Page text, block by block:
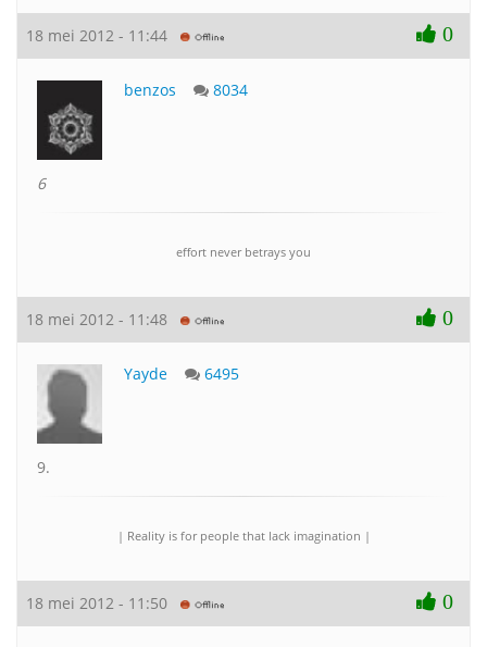
18 mei 2012 - 11:44 0
benzos 8034
6
effort never betrays you
18 mei 2012 - 11:48 0
Yayde 6495
9.
| Reality is for people that lack imagination |
18 mei 2012 - 11:50 0